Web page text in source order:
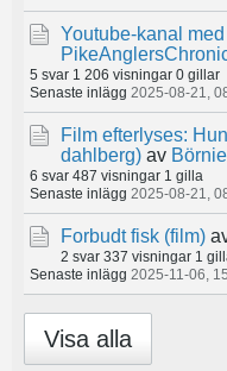
Youtube-kanal
5 svar 1 206 visningar 0 gillar
Senaste inlägg 2025-08-21,
Film efterlyses:
dahlberg) av Börnie
6 svar 487 visningar 1 gilla
Senaste inlägg 2025-08-21,
Forbudt fisk (film)
2 svar 337 visningar 1
Senaste inlägg 2025-11-06,
Visa alla